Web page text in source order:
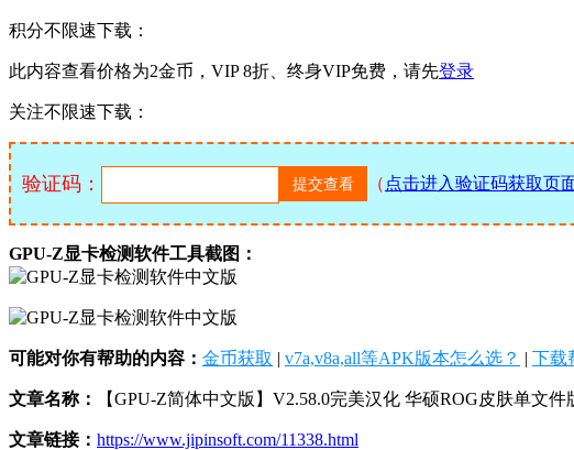
积分不限速下载：
此内容查看价格为2金币，VIP 8折、终身VIP免费，请先登录
关注不限速下载：
验证码： （ 点击进入验证码获取页
GPU-Z显卡检测软件工具截图：
可能对你有帮助的内容： 金币获取 | v7a,v8a,all等APK版本怎么选？ | 下载
文章名称： 【GPU-Z简体中文版】V2.58.0完美汉化 华硕ROG皮肤单文件
文章链接： https://www.jipinsoft.com/11338.html